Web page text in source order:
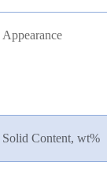
Appearance
Solid Content, wt%